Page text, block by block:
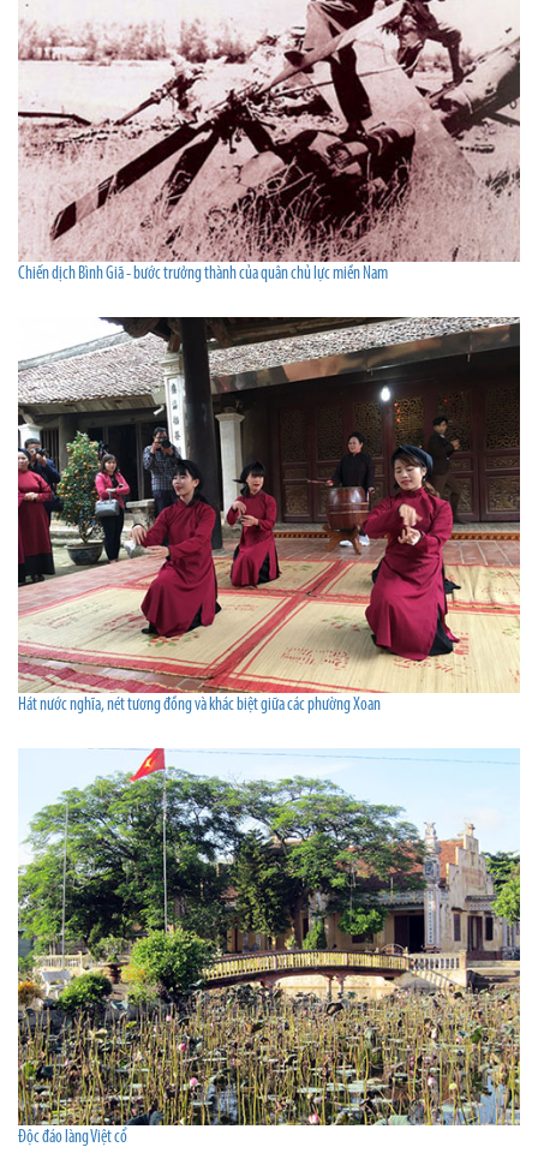
Chiến dịch Bình Giã - bước trưởng thành của quân chủ lực miền Nam
Hát nước nghĩa, nét tương đồng và khác biệt giữa các phường Xoan
Độc đáo làng Việt cổ